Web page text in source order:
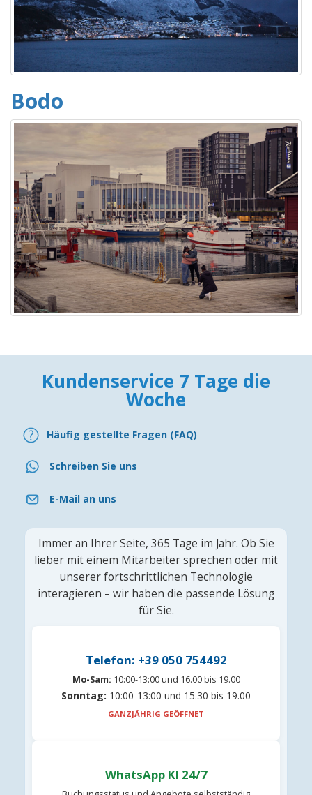
Bodo
Kundenservice 7 Tage die
Woche
Häufig gestellte Fragen (FAQ)
Schreiben Sie uns
E-Mail an uns
Immer an Ihrer Seite, 365 Tage im Jahr. Ob Sie
lieber mit einem Mitarbeiter sprechen oder mit
unserer fortschrittlichen Technologie
interagieren – wir haben die passende Lösung
für Sie.
Telefon: +39 050 754492
Mo-Sam: 10:00-13:00 und 16.00 bis 19.00
Sonntag: 10:00-13:00 und 15.30 bis 19.00
GANZJÄHRIG GEÖFFNET
WhatsApp KI 24/7